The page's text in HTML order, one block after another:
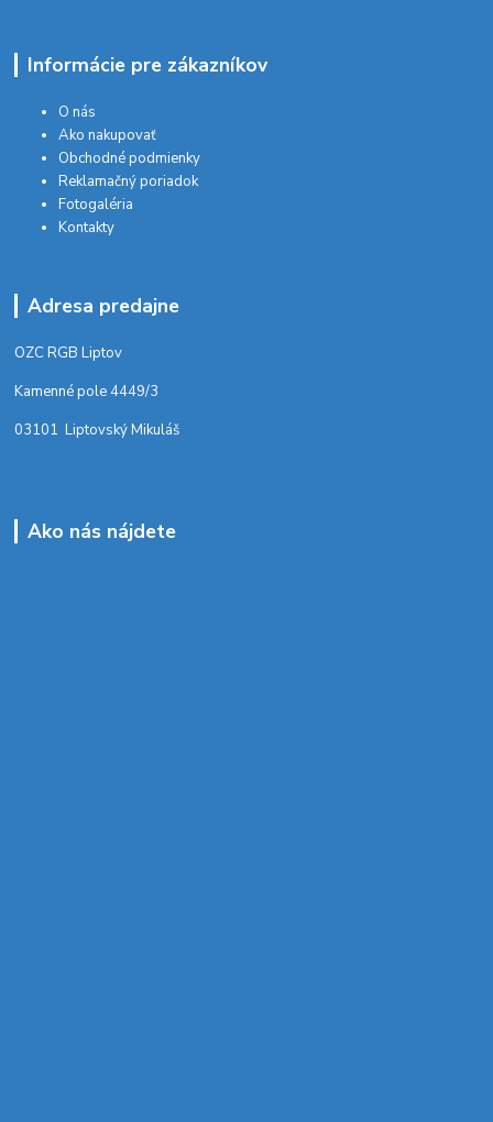
Informácie pre zákazníkov
O nás
Ako nakupovať
Obchodné podmienky
Reklamačný poriadok
Fotogaléria
Kontakty
Adresa predajne
OZC RGB Liptov
Kamenné pole 4449/3
03101 Liptovský Mikuláš
Ako nás nájdete